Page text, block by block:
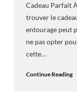
Cadeau Parfait
trouver le
entourage peut
ne pas opter
cette…
Continue Reading